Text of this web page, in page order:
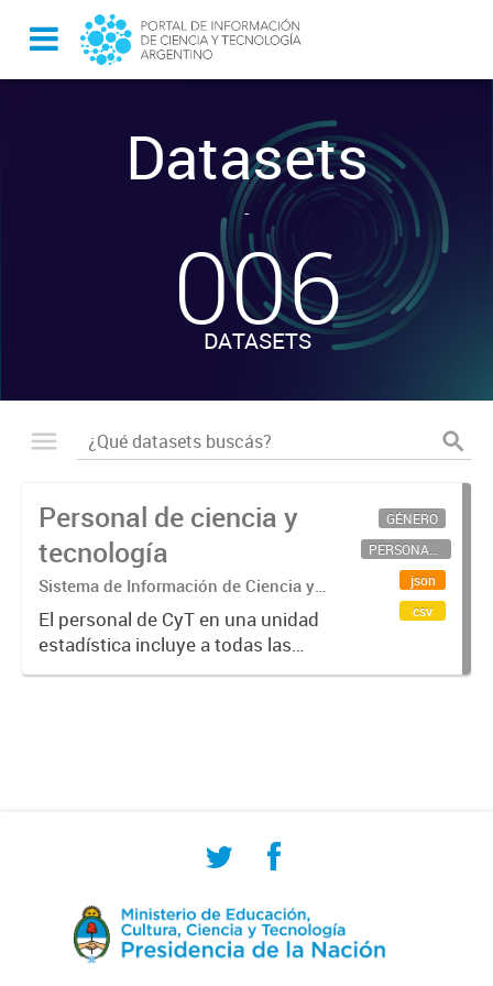
Datasets
-
006
DATASETS
Personal de ciencia y
tecnología
Sistema de Información de Ciencia y
Tecnología Argentino (SICYTAR)
El personal de CyT en una unidad
estadística incluye a todas las
personas involucradas
GÉNERO
PERSONAL CIENTÍFICO-TECNOLÓGICO
json
csv